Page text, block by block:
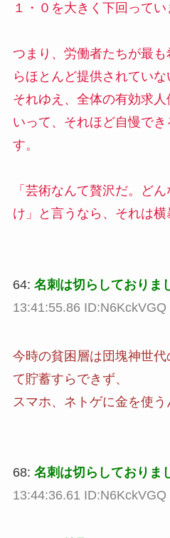
１・０を大きく下回ってい
つまり、労働者たちが最
らほとんど提供されていな
それゆえ、全体の有効求
いって、それほど自慢で
す。
「芸術なんて贅沢だ。ど
け」と言うなら、それは横
64: 名刺は切らしておりま
13:41:55.86 ID:N6KckVGQ
今時の貧困層は団塊神世
て貯蓄すらできず、
スマホ、ネトゲに金を使う
68: 名刺は切らしておりま
13:44:36.61 ID:N6KckVGQ